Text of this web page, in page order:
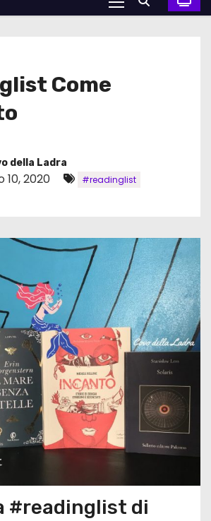
Come
della Ladra
10, 2020 #readinglist
#readinglist di